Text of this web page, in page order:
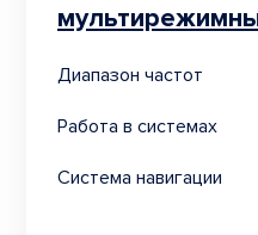
Диапазон частот
Работа в системах
Система навигации